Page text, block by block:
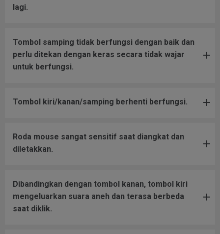
lagi.
Tombol samping tidak berfungsi dengan baik dan
perlu ditekan dengan keras secara tidak wajar
untuk berfungsi.
Tombol kiri/kanan/samping berhenti berfungsi.
Roda mouse sangat sensitif saat diangkat dan
diletakkan.
Dibandingkan dengan tombol kanan, tombol kiri
mengeluarkan suara aneh dan terasa berbeda
saat diklik.